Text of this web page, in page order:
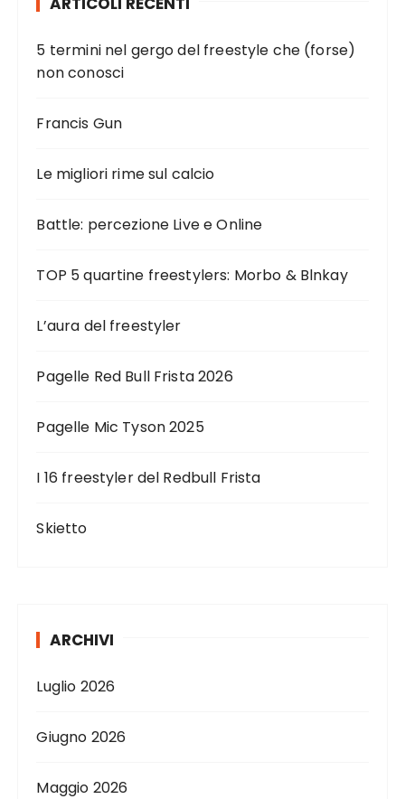
5 termini nel gergo del freestyle che (forse)
non conosci
Francis Gun
Le migliori rime sul calcio
Battle: percezione Live e Online
TOP 5 quartine freestylers: Morbo & Blnkay
L’aura del freestyler
Pagelle Red Bull Frista 2026
Pagelle Mic Tyson 2025
I 16 freestyler del Redbull Frista
Skietto
ARCHIVI
Luglio 2026
Giugno 2026
Maggio 2026